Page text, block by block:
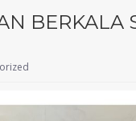
BERKALA